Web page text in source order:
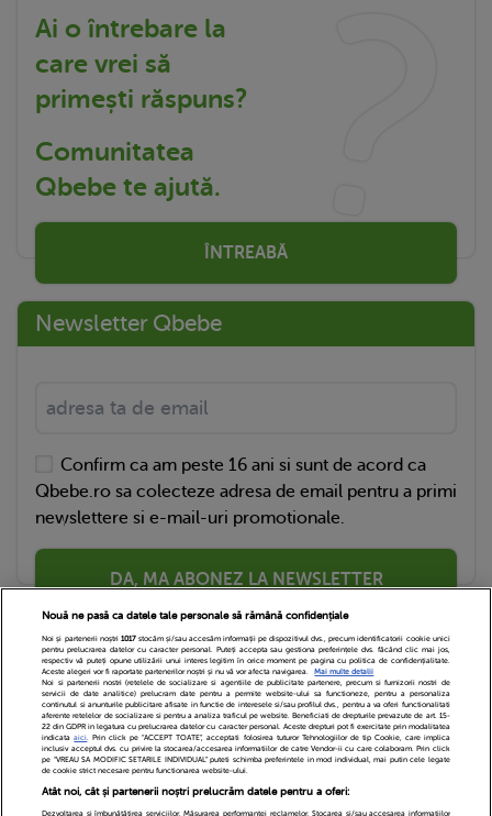
Ai o întrebare la
care vrei să
primești răspuns?
Comunitatea
Qbebe te ajută.
ÎNTREABĂ
Newsletter Qbebe
Confirm ca am peste 16 ani si sunt de acord ca
Qbebe.ro sa colecteze adresa de email pentru a primi
newslettere si e-mail-uri promotionale.
DA, MA ABONEZ LA NEWSLETTER
Echipa Editoriala Newsletter
Contact
Cariere
Cookies Politica de confidentialitate
Nouă ne pasă ca datele tale personale să rămână confidențiale
Noi și partenerii noștri 1017stocăm și/sau accesăm informații pe dispozitivul dvs., precum identificatorii cookie unici
pentru prelucrarea datelor cu caracter personal. Puteți accepta sau gestiona preferințele dvs. făcând clic mai jos,
respectiv vă puteți opune utilizării unui interes legitim în orice moment pe pagina cu politica de confidențialitate.
Aceste alegeri vor fi raportate partenerilor noștri și nu vă vor afecta navigarea.
Mai multe detalii
Noi si partenerii nostri (retelele de socializare si agentiile de publicitate partenere, precum si furnizorii nostri de
servicii de date analitice) prelucram date pentru a permite website-ului sa functioneze, pentru a personaliza
continutul si anunturile publicitare afisate in functie de interesele si/sau profilul dvs., pentru a va oferi functionalitati
aferente retelelor de socializare si pentru a analiza traficul pe website. Beneficiati de drepturile prevazute de art. 15-
22 din GDPR in legatura cu prelucrarea datelor cu caracter personal. Aceste drepturi pot fi exercitate prin modalitatea
indicataaici. Prin click pe “ACCEPT TOATE”, acceptati folosirea tuturor Tehnologiilor de tip Cookie, care implica
inclusiv acceptul dvs. cu privire la stocarea/accesarea informatiilor de catre Vendor-ii cu care colaboram. Prin click
pe “VREAU SA MODIFIC SETARILE INDIVIDUAL” puteti schimba preferintele in mod individual, mai putin cele legate
de cookie strict necesare pentru functionarea website-ului.
Atât noi, cât și partenerii noștri prelucrăm datele pentru a oferi:
Dezvoltarea și îmbunătățirea serviciilor. Măsurarea performanței reclamelor. Stocarea și/sau accesarea informațiilor